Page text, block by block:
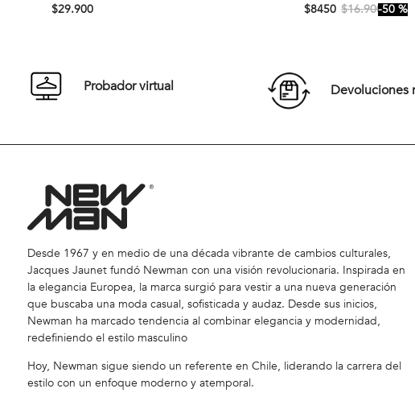
$29.900
Comprar
$8450 $16.90050 %
Probador virtual Devoluciones
Desde 1967 y en medio de una década vibrante de cambios culturales,
Jacques Jaunet fundó Newman con una visión revolucionaria. Inspirada en
la elegancia Europea, la marca surgió para vestir a una nueva generación
que buscaba una moda casual, sofisticada y audaz. Desde sus inicios,
Newman ha marcado tendencia al combinar elegancia y modernidad,
redefiniendo el estilo masculino
Hoy, Newman sigue siendo un referente en Chile, liderando la carrera del
estilo con un enfoque moderno y atemporal.